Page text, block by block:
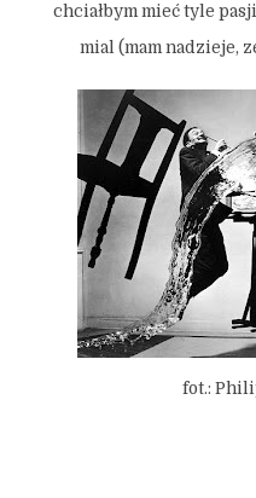
chciałbym mieć tyle
mial (mam nadzieje,
fot.: